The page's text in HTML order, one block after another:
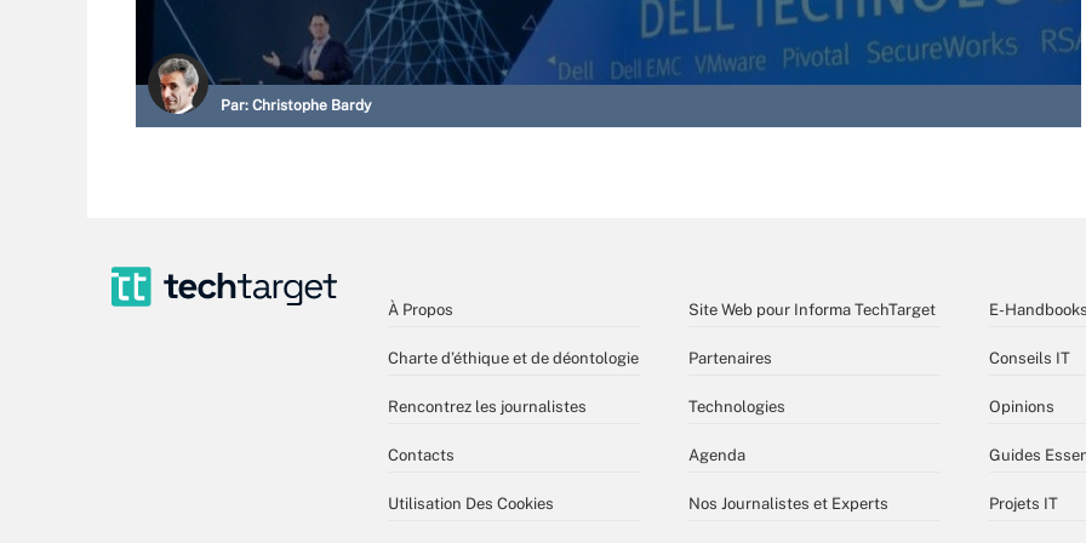
Par: Christophe Bardy
À Propos
Charte d’éthique et de déontologie
Rencontrez les journalistes
Contacts
Utilisation Des Cookies
Site Web pour Informa TechTarget
Partenaires
Technologies
Agenda
Nos Journalistes et Experts
E-Handbooks
Conseils IT
Opinions
Guides
Projets IT